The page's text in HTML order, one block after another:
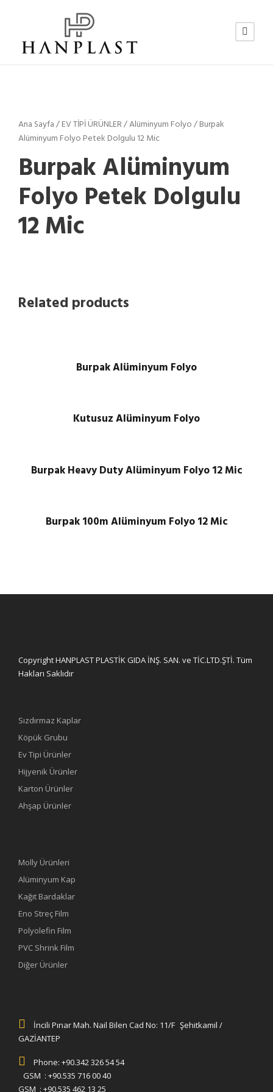
Ana Sayfa/EV TİPİ ÜRÜNLER/Alüminyum Folyo/ Burpak
Alüminyum Folyo Petek Dolgulu 12 Mic
Burpak Alüminyum
Folyo Petek Dolgulu
12 Mic
Related products
Burpak Alüminyum Folyo
Kutusuz Alüminyum Folyo
Burpak Heavy Duty Alüminyum Folyo 12 Mic
Burpak 100m Alüminyum Folyo 12 Mic
Copyright HANPLAST PLASTİK GIDA İNŞ. SAN. ve TİC.LTD.ŞTİ. Tüm
Hakları Saklıdır
Sızdırmaz Kaplar
Köpük Grubu
Ev Tipi Ürünler
Hijyenik Ürünler
Karton Ürünler
Ahşap Ürünler
Molly Ürünleri
Alüminyum Kap
Kağıt Bardaklar
Eno Streç Film
Polyolefin Film
PVC Shrink Film
Diğer Ürünler
İncili Pınar Mah. Nail Bilen Cad No: 11/F Şehitkamil /
GAZİANTEP
Phone: +90.342 326 54 54
GSM : +90.535 716 00 40
GSM : +90.535 462 13 25